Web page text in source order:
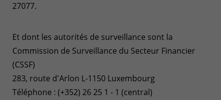
27077.
Et dont les autorités de surveillance sont la
Commission de Surveillance du Secteur Financier
(CSSF)
283, route d'Arlon L-1150 Luxembourg
Téléphone : (+352) 26 25 1 - 1 (central)